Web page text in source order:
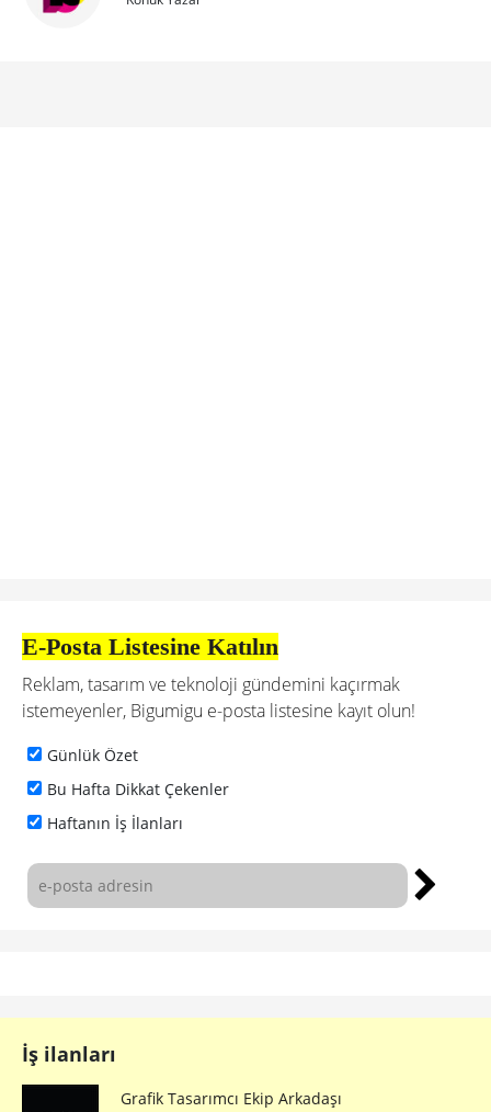
E-Posta Listesine Katılın
Reklam, tasarım ve teknoloji gündemini kaçırmak
istemeyenler, Bigumigu e-posta listesine kayıt olun!
Günlük Özet
Bu Hafta Dikkat Çekenler
Haftanın İş İlanları
İş ilanları
Grafik Tasarımcı Ekip Arkadaşı